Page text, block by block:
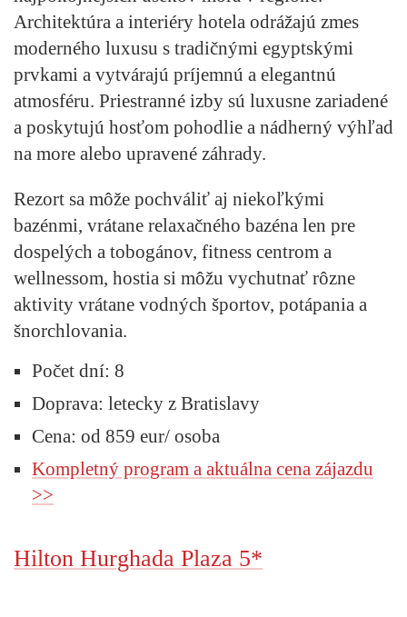
Architektúra a interiéry hotela odrážajú zmes
moderného luxusu s tradičnými egyptskými
prvkami a vytvárajú príjemnú a elegantnú
atmosféru. Priestranné izby sú luxusne zariadené
a poskytujú hosťom pohodlie a nádherný výhľad
na more alebo upravené záhrady.
Rezort sa môže pochváliť aj niekoľkými
bazénmi, vrátane relaxačného bazéna len pre
dospelých a tobogánov, fitness centrom a
wellnessom, hostia si môžu vychutnať rôzne
aktivity vrátane vodných športov, potápania a
šnorchlovania.
Počet dní: 8
Doprava: letecky z Bratislavy
Cena: od 859 eur/ osoba
Kompletný program a aktuálna cena zájazdu
>>
Hilton Hurghada Plaza 5*